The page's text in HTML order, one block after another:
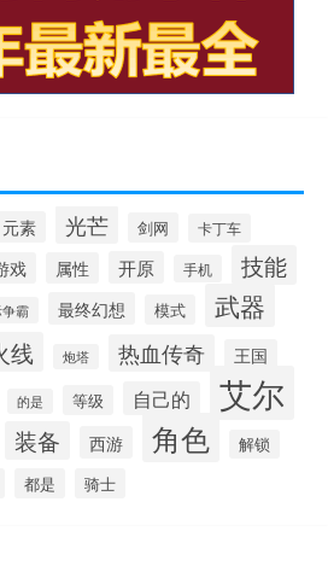
元素 光芒 剑网 卡丁车
戏 属性 开原 手机 技能
霸 最终幻想 模式 武器
线 炮塔 热血传奇 王国
的是 等级 自己的 艾尔
装备 西游 角色 解锁
都是 骑士